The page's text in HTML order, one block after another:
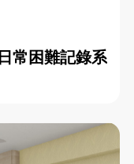
常困難記錄系